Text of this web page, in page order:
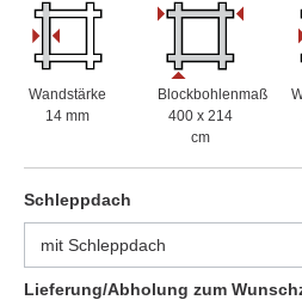
Wandstärke
14 mm
Blockbohlenmaß
400 x 214
cm
Schleppdach
Lieferung/Abholung zum